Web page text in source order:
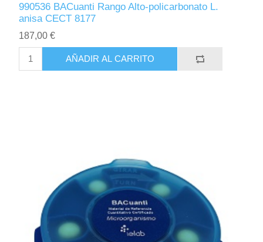
990536 BACuanti Rango Alto-policarbonato L.
anisa CECT 8177
187,00 €
AÑADIR AL CARRITO